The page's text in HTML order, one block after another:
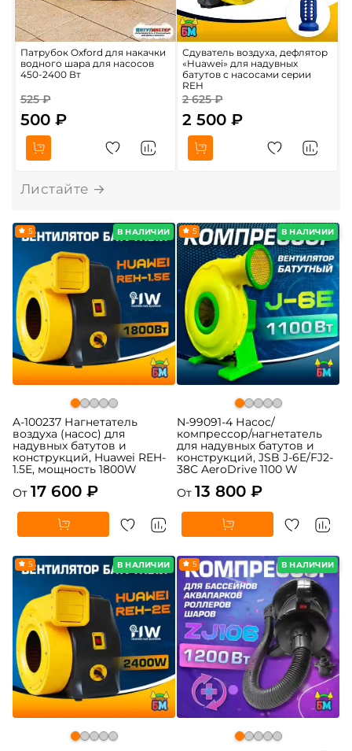
Патрубок Oxford для накачки
водного шара для насосов
450-2400 Вт
525 ₽
500 ₽
Сдуватель воздуха, дефлятор
«Huawei» для надувных
батутов с насосами серии
REH
2 625 ₽
2 500 ₽
В НАЛИЧИИ
5
A-100237 Нагнетатель
воздуха (насос) для
надувных батутов и
конструкций, Huawei REH-
1.5E, мощность 1800W
От 17 600 ₽
В НАЛИЧИИ
5
N-99091-4 Насос/
компрессор/нагнетатель
для надувных батутов и
конструкций, JSB J-6E/FJ2-
38C AeroDrive 1100 W
От 13 800 ₽
В НАЛИЧИИ
5 В НАЛИЧИИ
5